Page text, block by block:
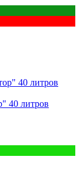
40 литров